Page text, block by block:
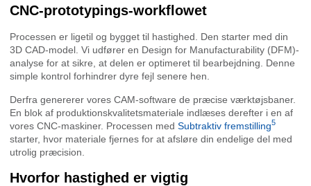
CNC-prototypings-workflowet
Processen er ligetil og bygget til hastighed. Den starter med din
3D CAD-model. Vi udfører en Design for Manufacturability (DFM)-
analyse for at sikre, at delen er optimeret til bearbejdning. Denne
simple kontrol forhindrer dyre fejl senere hen.
Derfra genererer vores CAM-software de præcise værktøjsbaner.
En blok af produktionskvalitetsmateriale indlæses derefter i en af
vores CNC-maskiner. Processen med Subtraktiv fremstilling5
starter, hvor materiale fjernes for at afsløre din endelige del med
utrolig præcision.
Hvorfor hastighed er vigtig